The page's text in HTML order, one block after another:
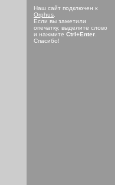
Наш сайт подключен к
Orphus
Если вы заметили
опечатку, выделите слово
и нажмите Ctrl+Enter
Спасибо!